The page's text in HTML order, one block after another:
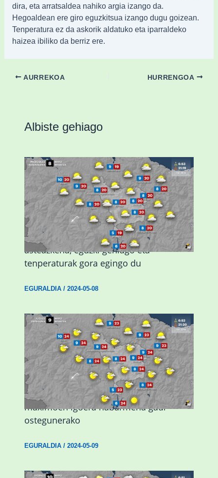
dira, eta arratsaldea nahiko argia izango da.
Hegoaldean ere giro eguzkitsua izango dugu goizean.
Tenperatura ez da askorik aldatuko eta iparraldeko
haizea ibiliko da berriz ere.
AURREKOA HURRENGOA
Albiste gehiago
Eguraldiak hobera egingo du gaur,
asteazkena, eguzki gehiago eta
tenperaturak gora egingo du
EGURALDIA/ 2024-05-08
Giro eguzkitsua eta tenperatura
maximoen igoera nabarmena gaur
ostegunerako
EGURALDIA/ 2024-05-09